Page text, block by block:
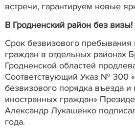
встречи, гарантируем новые
В Гродненский район без визы!
Срок безвизового пребывания
граждан в отдельных районах
Гродненской областей
Соответствующий Указ № 300
безвизового порядка въезда и
иностранных граждан»
Александр Лукашенко
года.